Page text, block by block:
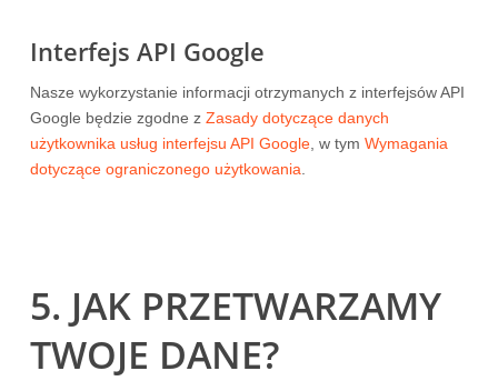
Interfejs API Google
Nasze wykorzystanie informacji otrzymanych z interfejsów API
Google będzie zgodne z Zasady dotyczące danych
użytkownika usług interfejsu API Google, w tym Wymagania
dotyczące ograniczonego użytkowania
5. JAK PRZETWARZAMY
TWOJE DANE?